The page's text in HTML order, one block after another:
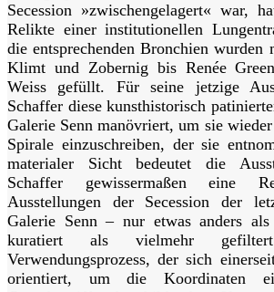
Secession »zwischengelagert« war,
Relikte einer institutionellen
die entsprechenden Bronchien wurden
Klimt und Zobernig bis Renée
Weiss gefüllt. Für seine jetzige
Schaffer diese kunsthistorisch
Galerie Senn manövriert, um sie
Spirale einzuschreiben, der sie
materialer Sicht bedeutet die
Schaffer gewissermaßen eine
Ausstellungen der Secession der
Galerie Senn – nur etwas anders
kuratiert als vielmehr
Verwendungsprozess, der sich
orientiert, um die Koordinaten